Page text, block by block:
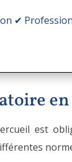
✔
est